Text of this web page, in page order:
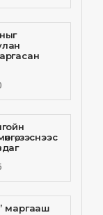
зэснээс
маргааш